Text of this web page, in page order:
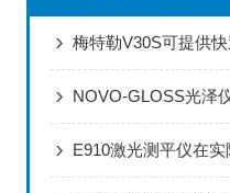
梅特勒V30S可提供
NOVO-GLOSS光泽
E910激光测平仪在